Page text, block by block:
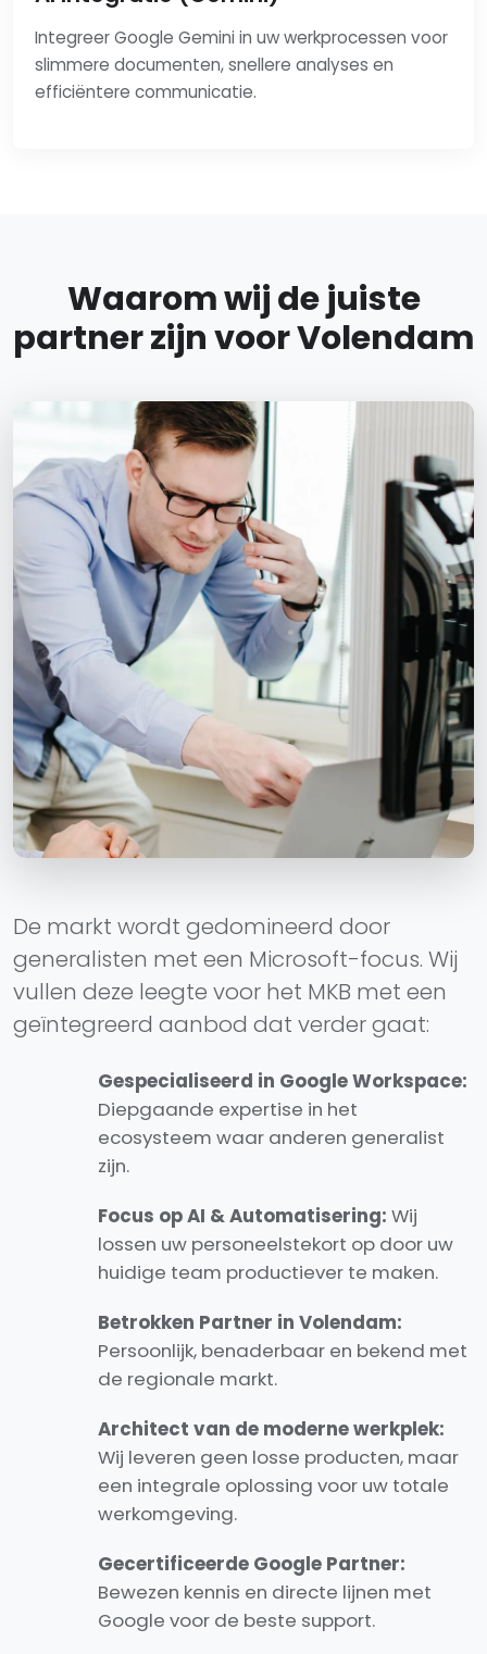
Integreer Google Gemini in uw werkprocessen voor
slimmere documenten, snellere analyses en
efficiëntere communicatie.
Waarom wij de juiste
partner zijn voor Volendam
De markt wordt gedomineerd door
generalisten met een Microsoft-focus. Wij
vullen deze leegte voor het MKB met een
geïntegreerd aanbod dat verder gaat:
Gespecialiseerd in Google Workspace:
Diepgaande expertise in het
ecosysteem waar anderen generalist
zijn.
Focus op AI & Automatisering: Wij
lossen uw personeelstekort op door uw
huidige team productiever te maken.
Betrokken Partner in Volendam:
Persoonlijk, benaderbaar en bekend met
de regionale markt.
Architect van de moderne werkplek:
Wij leveren geen losse producten, maar
een integrale oplossing voor uw totale
werkomgeving.
Gecertificeerde Google Partner:
Bewezen kennis en directe lijnen met
Google voor de beste support.